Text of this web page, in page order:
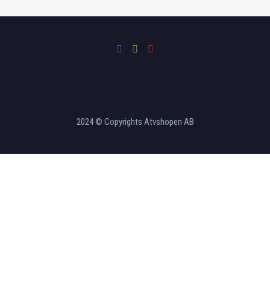
2024 © Copyrights Atvshopen AB